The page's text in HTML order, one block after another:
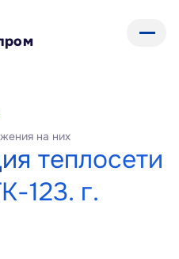
на них
теплосети
123. г.